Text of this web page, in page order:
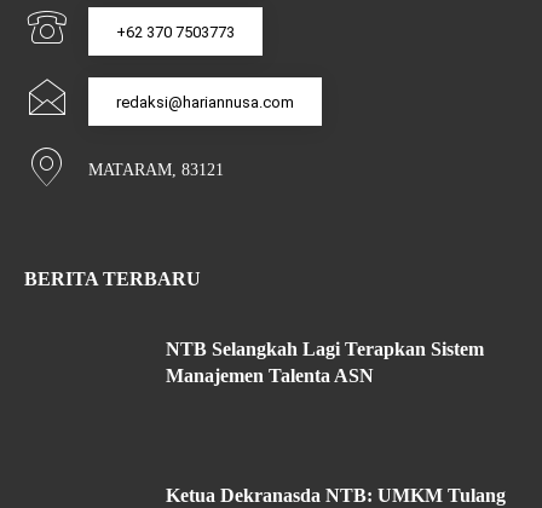
+62 370 7503773
redaksi@hariannusa.com
MATARAM, 83121
BERITA TERBARU
NTB Selangkah Lagi Terapkan Sistem
Manajemen Talenta ASN
Ketua Dekranasda NTB: UMKM Tulang